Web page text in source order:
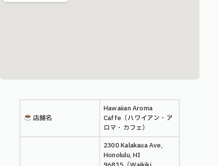
店舗名
Hawaiian Aroma
Caffe（ハワイアン・ア
ロマ・カフェ）
2300 Kalakaua Ave,
Honolulu, HI